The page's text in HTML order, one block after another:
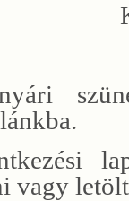
vagy